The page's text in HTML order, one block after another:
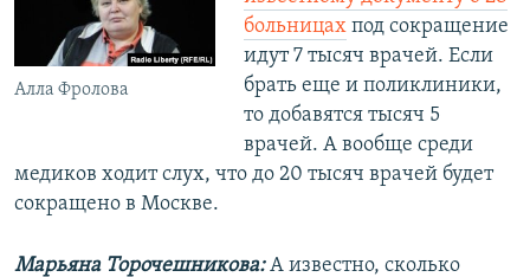
Алла Фролова
больницахпод сокращение
идут 7 тысяч врачей. Если
брать еще и поликлиники,
то добавятся тысяч 5
врачей. А вообще среди
медиков ходит слух, что до 20 тысяч врачей будет
сокращено в Москве.
Марьяна Торочешникова:А известно, сколько